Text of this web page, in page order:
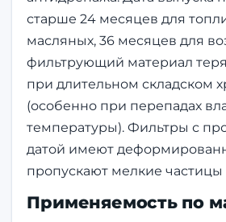
старше 24 месяцев для
масляных, 36 месяцев для
фильтрующий материал
при длительном складском
(особенно при перепадах
температуры). Фильтры с
датой имеют
пропускают мелкие частицы
Применяемость по